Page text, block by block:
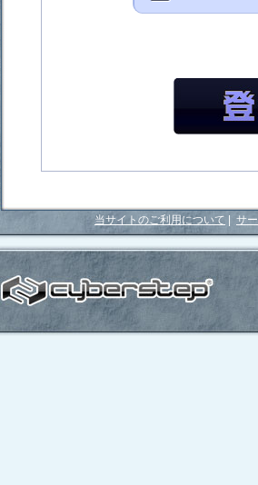
当サイトのご利用について サ
サイバーステップ株式会社 -
Cyberstep,Inc.